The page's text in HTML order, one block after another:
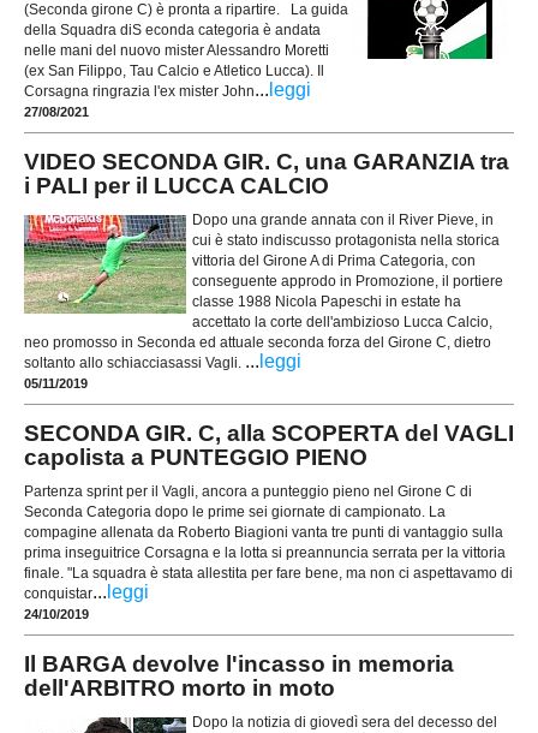
(Seconda girone C) è pronta a ripartire. La guida
della Squadra diS econda categoria è andata
nelle mani del nuovo mister Alessandro Moretti
(ex San Filippo, Tau Calcio e Atletico Lucca). Il
Corsagna ringrazia l'ex mister John... leggi
27/08/2021
VIDEO SECONDA GIR. C, una GARANZIA tra
i PALI per il LUCCA CALCIO
Dopo una grande annata con il River Pieve, in
cui è stato indiscusso protagonista nella storica
vittoria del Girone A di Prima Categoria, con
conseguente approdo in Promozione, il portiere
classe 1988 Nicola Papeschi in estate ha
accettato la corte dell'ambizioso Lucca Calcio,
neo promosso in Seconda ed attuale seconda forza del Girone C, dietro
soltanto allo schiacciasassi Vagli. ... leggi
05/11/2019
SECONDA GIR. C, alla SCOPERTA del VAGLI
capolista a PUNTEGGIO PIENO
Partenza sprint per il Vagli, ancora a punteggio pieno nel Girone C di
Seconda Categoria dopo le prime sei giornate di campionato. La
compagine allenata da Roberto Biagioni vanta tre punti di vantaggio sulla
prima inseguitrice Corsagna e la lotta si preannuncia serrata per la vittoria
finale. "La squadra è stata allestita per fare bene, ma non ci aspettavamo di
conquistar... leggi
24/10/2019
Il BARGA devolve l'incasso in memoria
dell'ARBITRO morto in moto
Dopo la notizia di giovedì sera del decesso del